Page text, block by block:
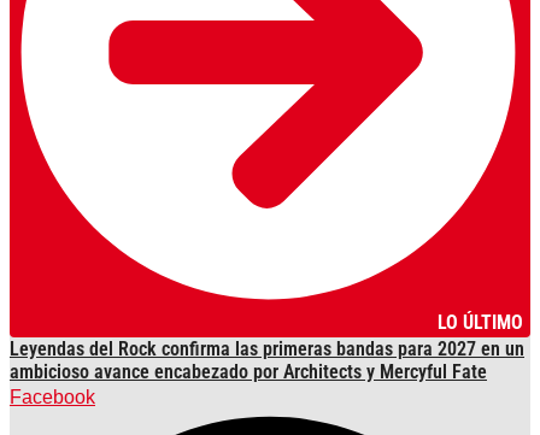
LO ÚLTIMO
Leyendas del Rock confirma las primeras bandas para 2027 en un
ambicioso avance encabezado por Architects y Mercyful Fate
Facebook